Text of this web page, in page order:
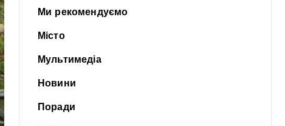
Ми рекомендуємо
Місто
Мультимедіа
Новини
Поради